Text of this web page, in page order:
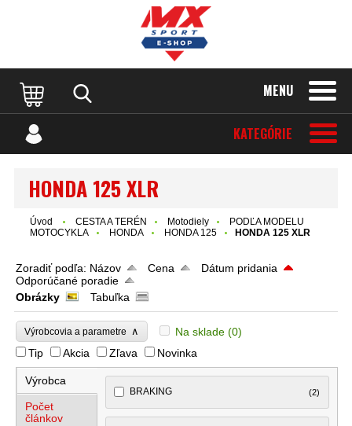
MENU
KATEGÓRIE
HONDA 125 XLR
Úvod CESTA A TERÉN Motodiely
PODĽA MODELU
MOTOCYKLA
HONDA HONDA 125 HONDA 125 XLR
Zoradiť podľa: Názov Cena
Dátum pridania
Odporúčané poradie
Obrázky
Tabuľka
Výrobcovia a parametre ∧ Na sklade (0)
Tip
Akcia Zľava Novinka
Výrobca
Počet
článkov
BRAKING (2)